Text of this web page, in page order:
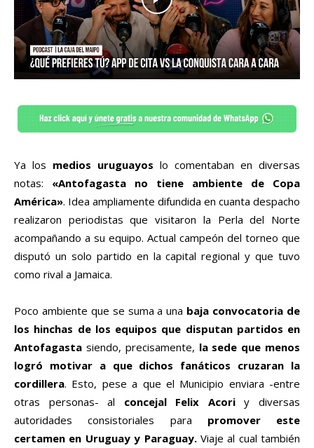
Ya los medios uruguayos lo comentaban en diversas
notas: «Antofagasta no tiene ambiente de Copa
América». Idea ampliamente difundida en cuanta despacho
realizaron periodistas que visitaron la Perla del Norte
acompañando a su equipo. Actual campeón del torneo que
disputó un solo partido en la capital regional y que tuvo
como rival a Jamaica.
Poco ambiente que se suma a una baja convocatoria de
los hinchas de los equipos que disputan partidos en
Antofagasta siendo, precisamente, la sede que menos
logró motivar a que dichos fanáticos cruzaran la
cordillera. Esto, pese a que el Municipio enviara -entre
otras personas- al concejal Felix Acoriy diversas
autoridades consistoriales para promover este
certamen en Uruguay y Paraguay.Viaje al cual también